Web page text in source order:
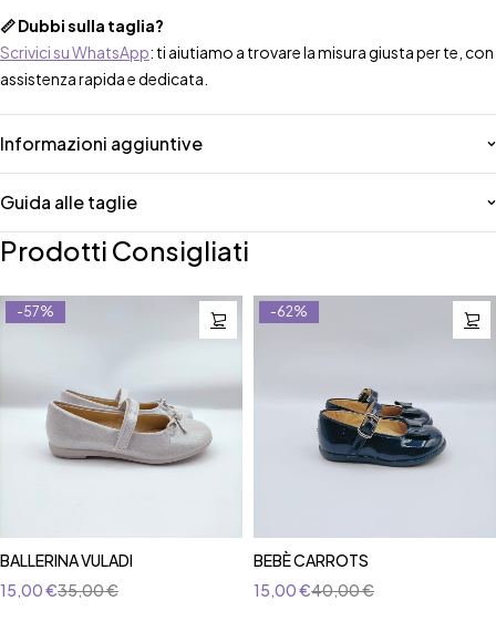
📏 Dubbi sulla taglia?
Scrivici su WhatsApp: ti aiutiamo a trovare la misura giusta per te, con
assistenza rapida e dedicata.
Informazioni aggiuntive
Guida alle taglie
Prodotti Consigliati
-57%
BALLERINA VULADI
35,00€
15,00€
-62%
BEBÈ CARROTS
40,00€
15,00€